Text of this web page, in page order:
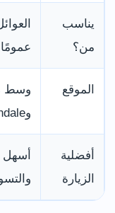
يناسب
من؟
عمومًا
الموقع
وArndale
أفضلية
الزيارة
أسهل